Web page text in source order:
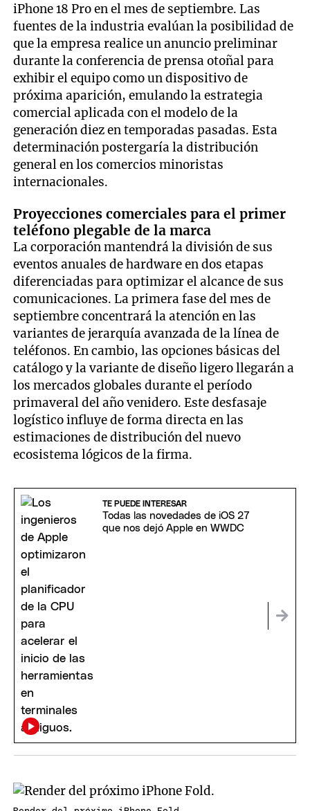
iPhone 18 Pro en el mes de septiembre. Las
fuentes de la industria evalúan la posibilidad de
que la empresa realice un anuncio preliminar
durante la conferencia de prensa otoñal para
exhibir el equipo como un dispositivo de
próxima aparición, emulando la estrategia
comercial aplicada con el modelo de la
generación diez en temporadas pasadas. Esta
determinación postergaría la distribución
general en los comercios minoristas
internacionales.
Proyecciones comerciales para el primer
teléfono plegable de la marca
La corporación mantendrá la división de sus
eventos anuales de hardware en dos etapas
diferenciadas para optimizar el alcance de sus
comunicaciones. La primera fase del mes de
septiembre concentrará la atención en las
variantes de jerarquía avanzada de la línea de
teléfonos. En cambio, las opciones básicas del
catálogo y la variante de diseño ligero llegarán a
los mercados globales durante el período
primaveral del año venidero. Este desfasaje
logístico influye de forma directa en las
estimaciones de distribución del nuevo
ecosistema lógicos de la firma.
TE PUEDE INTERESAR
Todas las novedades de iOS 27
que nos dejó Apple en WWDC